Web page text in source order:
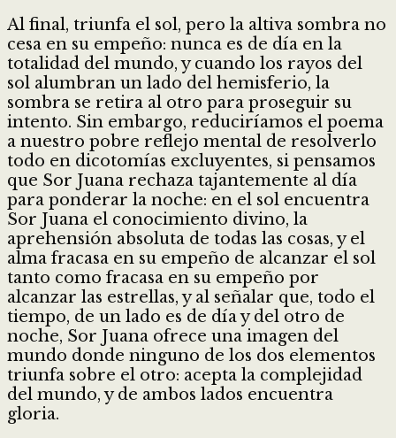
Al final, triunfa el sol, pero la altiva sombra no
cesa en su empeño: nunca es de día en la
totalidad del mundo, y cuando los rayos del
sol alumbran un lado del hemisferio, la
sombra se retira al otro para proseguir su
intento. Sin embargo, reduciríamos el poema
a nuestro pobre reflejo mental de resolverlo
todo en dicotomías excluyentes, si pensamos
que Sor Juana rechaza tajantemente al día
para ponderar la noche: en el sol encuentra
Sor Juana el conocimiento divino, la
aprehensión absoluta de todas las cosas, y el
alma fracasa en su empeño de alcanzar el sol
tanto como fracasa en su empeño por
alcanzar las estrellas, y al señalar que, todo el
tiempo, de un lado es de día y del otro de
noche, Sor Juana ofrece una imagen del
mundo donde ninguno de los dos elementos
triunfa sobre el otro: acepta la complejidad
del mundo, y de ambos lados encuentra
gloria.